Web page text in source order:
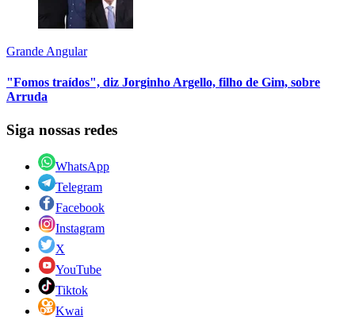
Grande Angular
"Fomos traídos", diz Jorginho Argello, filho de Gim, sobre
Arruda
Siga nossas redes
WhatsApp
Telegram
Facebook
Instagram
X
YouTube
Tiktok
Kwai